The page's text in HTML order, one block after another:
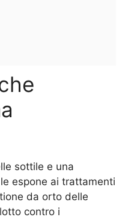
sottile e una
espone ai trattamenti
da orto delle
contro i